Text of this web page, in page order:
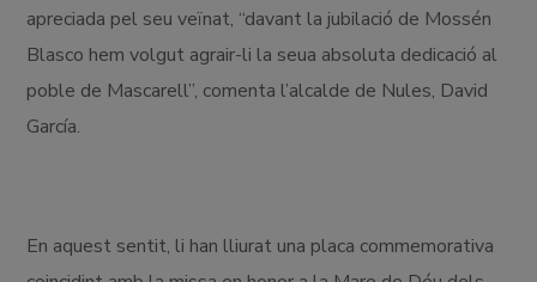
apreciada pel seu veïnat, “davant la jubilació de Mossén
Blasco hem volgut agrair-li la seua absoluta dedicació al
poble de Mascarell”, comenta l’alcalde de Nules, David
García.
En aquest sentit, li han lliurat una placa commemorativa